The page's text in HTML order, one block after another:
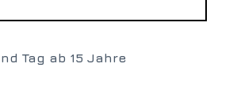
Tag ab 15 Jahre